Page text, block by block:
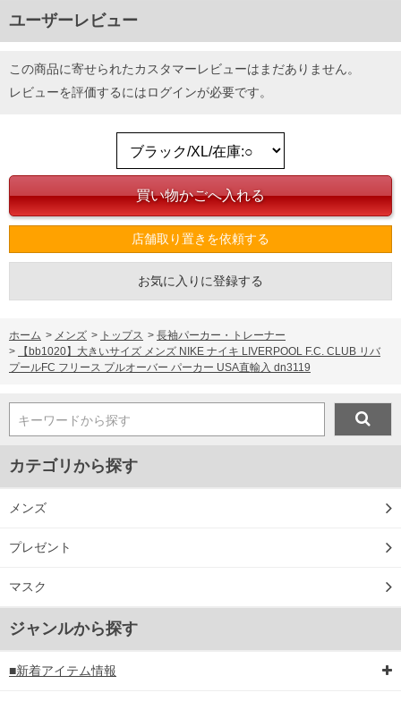
ユーザーレビュー
この商品に寄せられたカスタマーレビューはまだありません。
レビューを評価するにはログインが必要です。
店舗取り置きを依頼する
お気に入りに登録する
ホーム > メンズ > トップス > 長袖パーカー・トレーナー
>
【bb1020】大きいサイズ メンズ NIKE ナイキ LIVERPOOL F.C. CLUB リバ
プールFC フリース プルオーバー パーカー USA直輸入 dn3119
キーワードから探す
カテゴリから探す
メンズ
プレゼント
マスク
ジャンルから探す
■新着アイテム情報